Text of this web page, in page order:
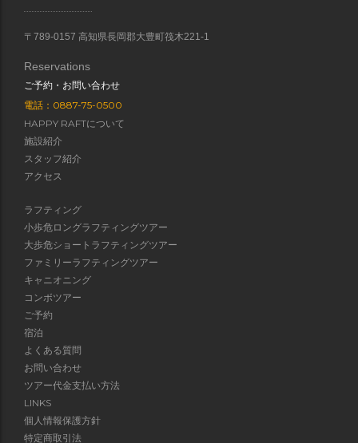
〒789-0157 高知県長岡郡大豊町筏木221-1
Reservations
ご予約・お問い合わせ
電話：0887-75-0500
HAPPY RAFTについて
施設紹介
スタッフ紹介
アクセス
ラフティング
小歩危ロングラフティングツアー
大歩危ショートラフティングツアー
ファミリーラフティングツアー
キャニオニング
コンボツアー
ご予約
宿泊
よくある質問
お問い合わせ
ツアー代金支払い方法
LINKS
個人情報保護方針
特定商取引法